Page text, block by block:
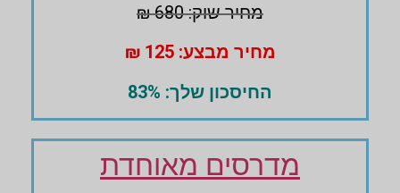
מחיר שוק: 680 ₪
מחיר מבצע: 125 ₪
החיסכון שלך: 83%
מדרסים מאוחדת